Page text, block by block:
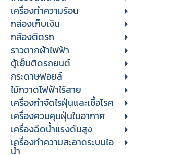
เครื่องทำความร้อน
กล่องเก็บเงิน
กล้องติดรถ
ราวตากผ้าไฟฟ้า
ตู้เย็นติดรถยนต์
กระดาษฟอยล์
ไม้กวาดไฟฟ้าไร้สาย
เครื่องกำจัดไรฝุ่นและเชื้อโรค
เครื่องควบคุมฝุ่นในอากาศ
เครื่องฉีดน้ำแรงดันสูง
เครื่องทำความสะอาดระบบไอ
น้ำ